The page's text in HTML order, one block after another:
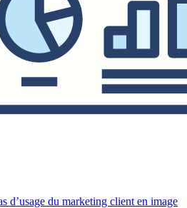
d’usage du marketing client en image